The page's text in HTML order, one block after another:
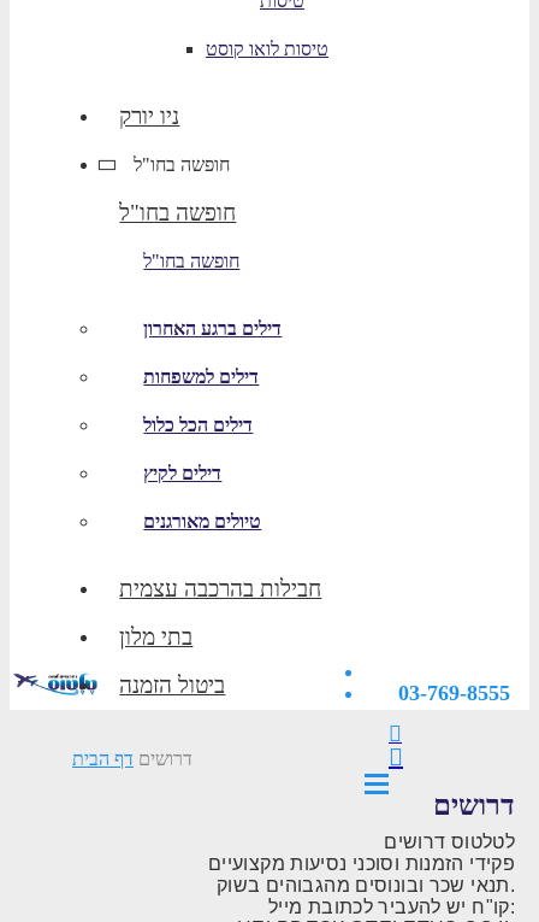
טיסות לואו קוסט
ניו יורק
חופשה בחו"ל
חופשה בחו"ל
חופשה בחו"ל
דילים ברגע האחרון
דילים למשפחות
דילים הכל כלול
דילים לקיץ
טיולים מאורגנים
חבילות בהרכבה עצמית
בתי מלון
ביטול הזמנה
03-769-8555
דף הבית דרושים
דרושים
לטלטוס דרושים
פקידי הזמנות וסוכני נסיעות מקצועיים
תנאי שכר ובונוסים מהגבוהים בשוק.
קו"ח יש להעביר לכתובת מייל: